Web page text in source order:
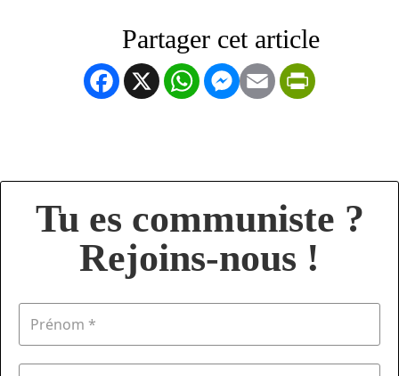
Facebook
X WhatsApp
Messenger
Email
Tu es communiste ?
Rejoins-nous !